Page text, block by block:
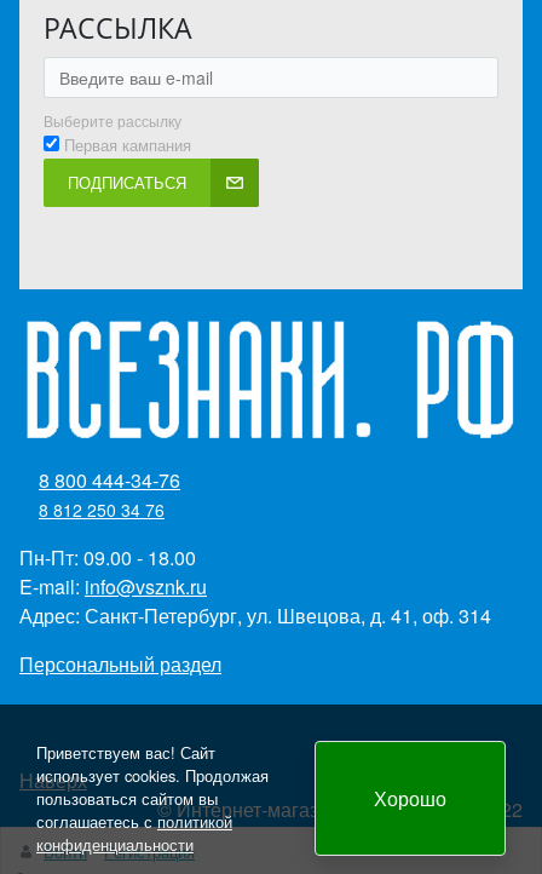
РАССЫЛКА
Выберите рассылку
Первая кампания
ПОДПИСАТЬСЯ
8 800 444-34-76
8 812 250 34 76
Пн-Пт: 09.00 - 18.00
E-mail: info@vsznk.ru
Адрес: Санкт-Петербург, ул. Швецова, д. 41, оф. 314
Персональный раздел
Наверх
© Интернет-магазин "Всезнаки.рф" 2022
Создание и продвижение сайта - Panteon WS
Войти
Регистрация
Приветствуем вас! Сайт
использует cookies. Продолжая
пользоваться сайтом вы
соглашаетесь сполитикой
конфиденциальности
Хорошо